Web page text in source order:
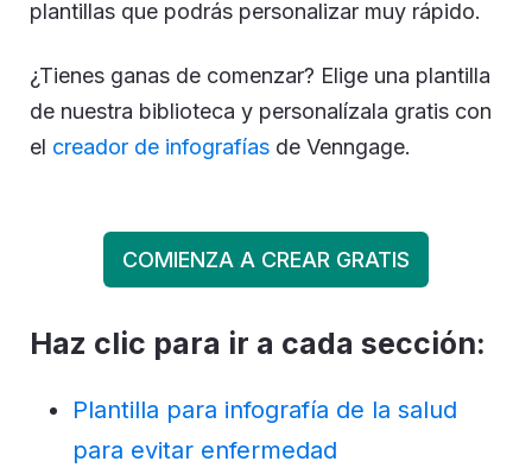
plantillas que podrás personalizar muy rápido.
¿Tienes ganas de comenzar? Elige una plantilla
de nuestra biblioteca y personalízala gratis con
el creador de infografías de Venngage.
COMIENZA A CREAR GRATIS
Haz clic para ir a cada sección:
Plantilla para infografía de la salud
para evitar enfermedad